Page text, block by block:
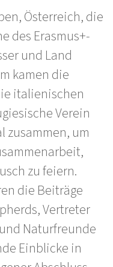
Österreich, die
des Erasmus+-
und Land
kamen die
italienischen
Verein
zusammen, um
zu feiern.
die Beiträge
Vertreter
Naturfreunde
Einblicke in